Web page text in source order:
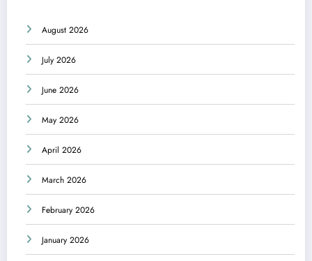
August 2026
July 2026
June 2026
May 2026
April 2026
March 2026
February 2026
January 2026